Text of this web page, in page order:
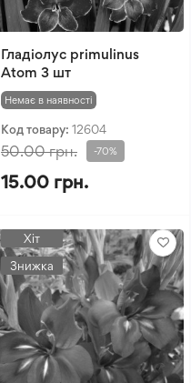
Гладіолус primulinus
Atom 3 шт
Немає в наявності
Код товару: 12604
50.00 грн. -70%
15.00 грн.
Хіт
Знижка